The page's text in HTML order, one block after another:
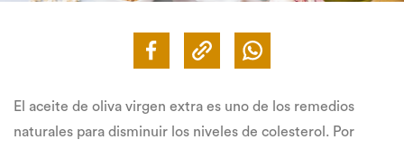
El aceite de oliva virgen extra es uno de los remedios
naturales para disminuir los niveles de colesterol. Por